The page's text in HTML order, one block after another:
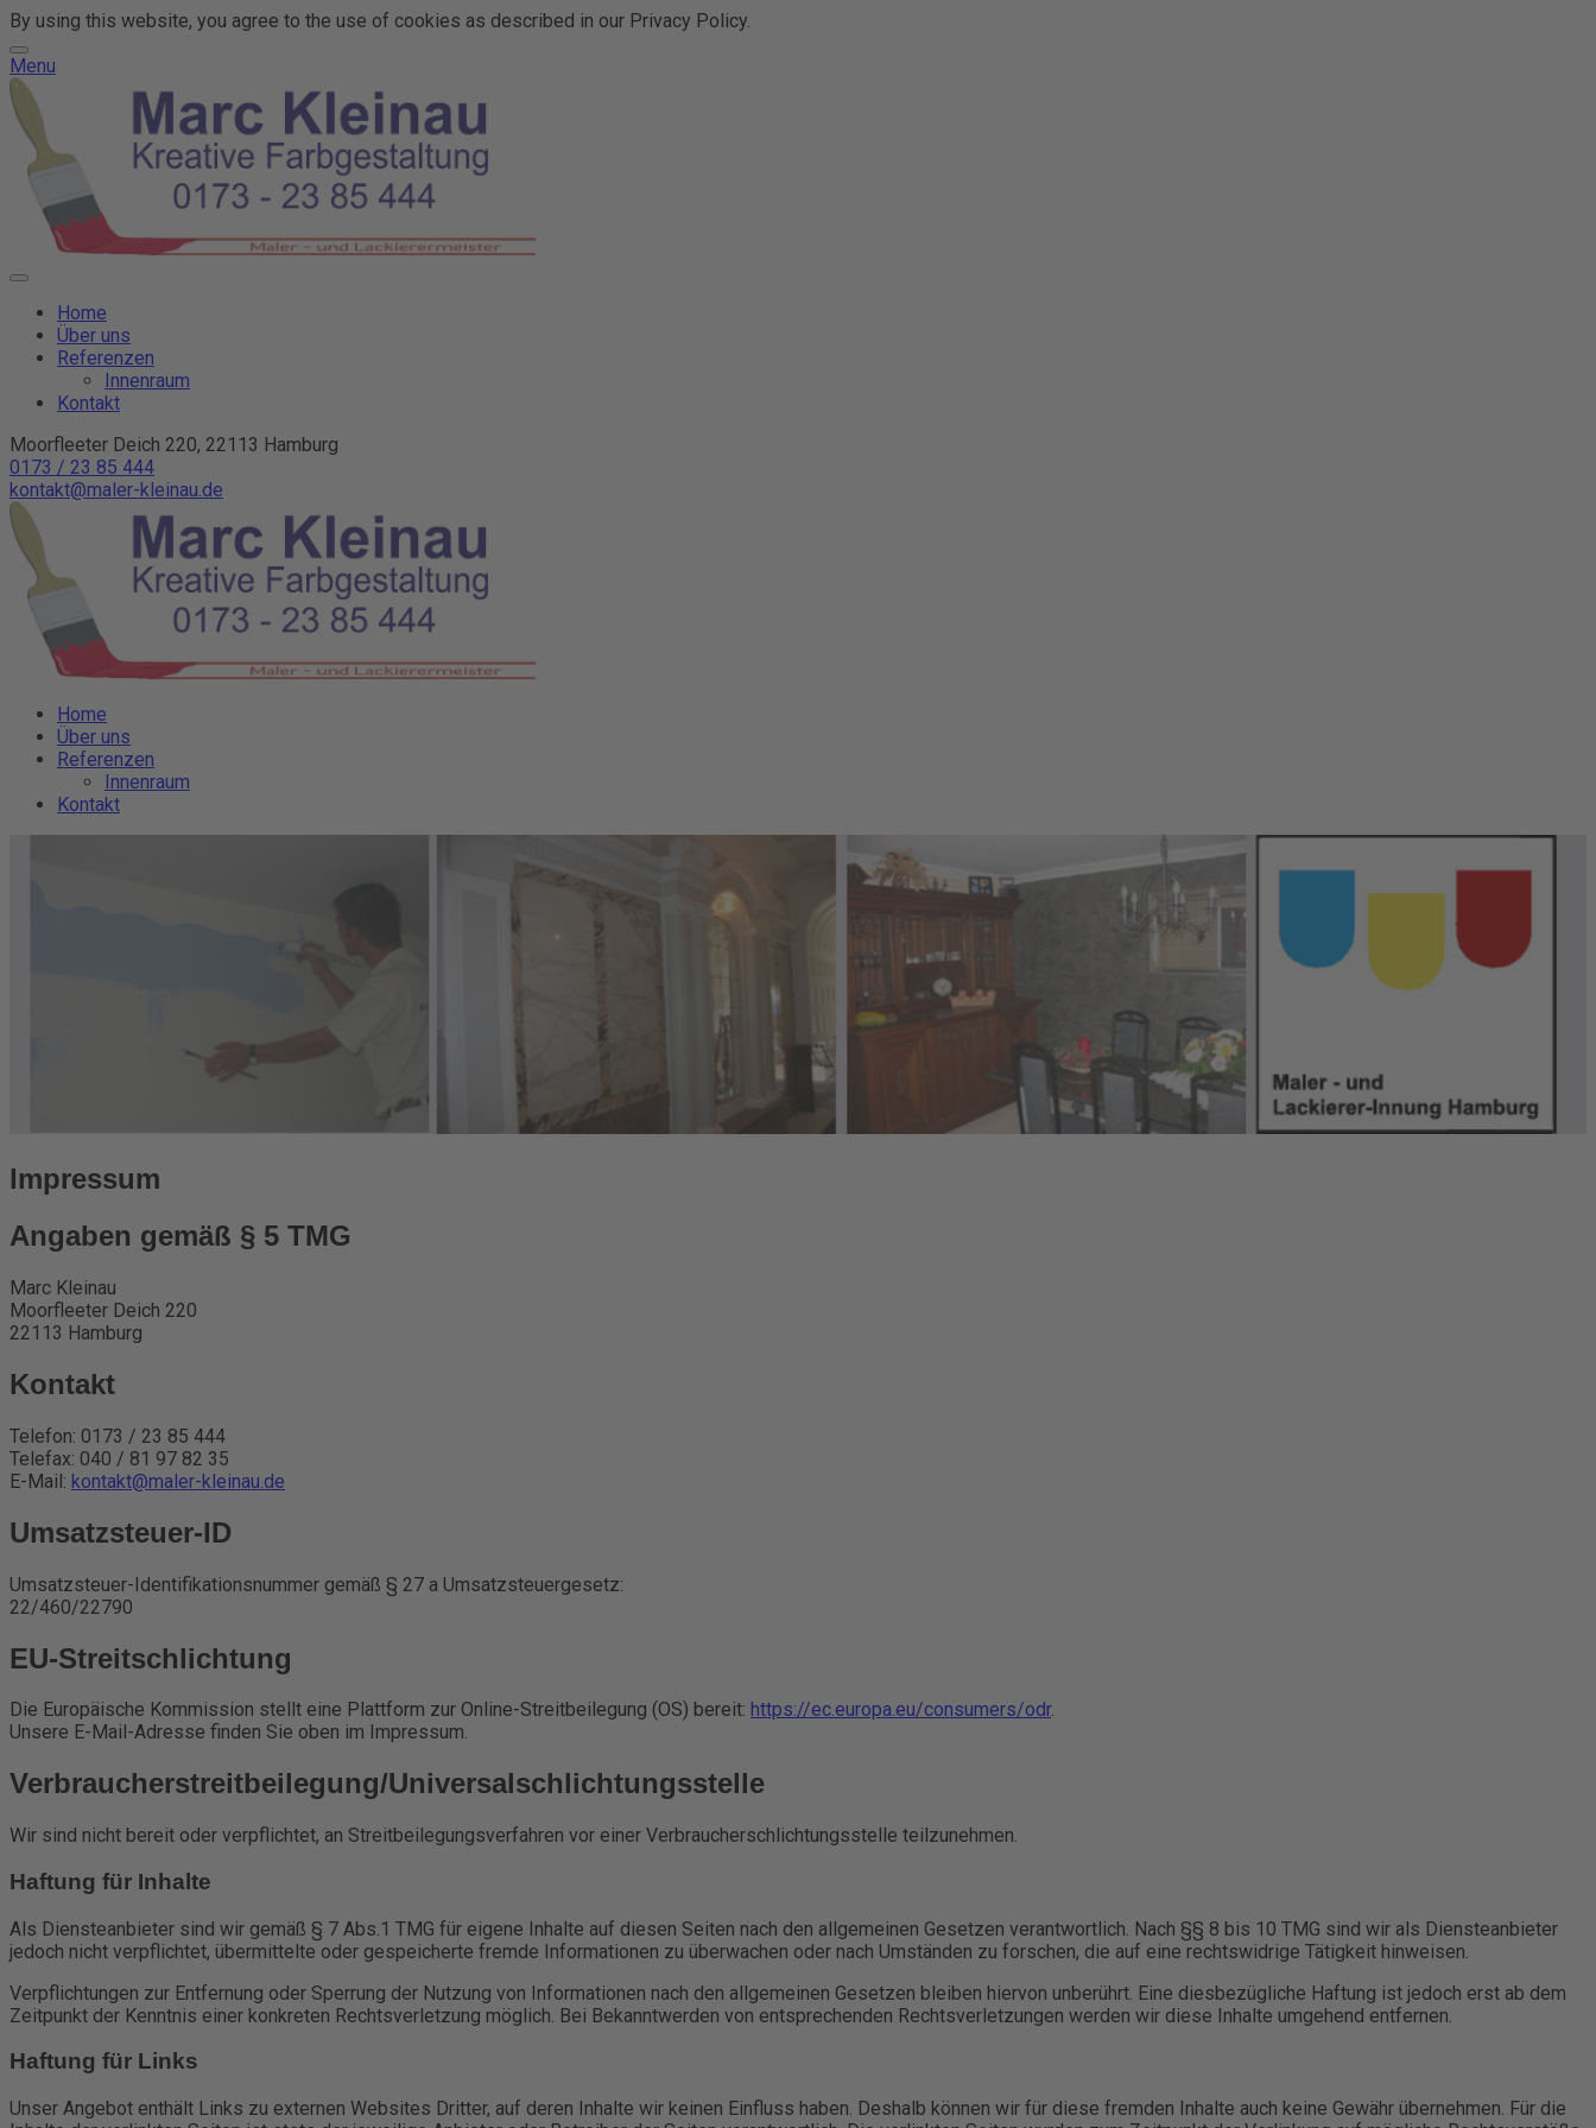
By using this website, you agree to the use of cookies as described in our Privacy Policy.
Menu
Home
Über uns
Referenzen
Innenraum
Kontakt
Moorfleeter Deich 220, 22113 Hamburg
0173 / 23 85 444
kontakt@maler-kleinau.de
Home
Über uns
Referenzen
Innenraum
Kontakt
Impressum
Angaben gemäß § 5 TMG
Marc Kleinau
Moorfleeter Deich 220
22113 Hamburg
Kontakt
Telefon: 0173 / 23 85 444
Telefax: 040 / 81 97 82 35
E-Mail: kontakt@maler-kleinau.de
Umsatzsteuer-ID
Umsatzsteuer-Identifikationsnummer gemäß § 27 a Umsatzsteuergesetz:
22/460/22790
EU-Streitschlichtung
Die Europäische Kommission stellt eine Plattform zur Online-Streitbeilegung (OS) bereit: https://ec.europa.eu/consumers/odr.
Unsere E-Mail-Adresse finden Sie oben im Impressum.
Verbraucher­streit­beilegung/Universal­schlichtungs­stelle
Wir sind nicht bereit oder verpflichtet, an Streitbeilegungsverfahren vor einer Verbraucherschlichtungsstelle teilzunehmen.
Haftung für Inhalte
Als Diensteanbieter sind wir gemäß § 7 Abs.1 TMG für eigene Inhalte auf diesen Seiten nach den allgemeinen Gesetzen verantwortlich. Nach §§ 8 bis 10 TMG sind wir als Diensteanbieter
jedoch nicht verpflichtet, übermittelte oder gespeicherte fremde Informationen zu überwachen oder nach Umständen zu forschen, die auf eine rechtswidrige Tätigkeit hinweisen.
Verpflichtungen zur Entfernung oder Sperrung der Nutzung von Informationen nach den allgemeinen Gesetzen bleiben hiervon unberührt. Eine diesbezügliche Haftung ist jedoch erst ab dem
Zeitpunkt der Kenntnis einer konkreten Rechtsverletzung möglich. Bei Bekanntwerden von entsprechenden Rechtsverletzungen werden wir diese Inhalte umgehend entfernen.
Haftung für Links
Unser Angebot enthält Links zu externen Websites Dritter, auf deren Inhalte wir keinen Einfluss haben. Deshalb können wir für diese fremden Inhalte auch keine Gewähr übernehmen. Für die